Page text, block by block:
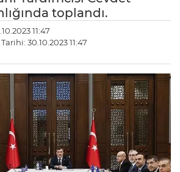
toplandı.
11:47
30.10.2023 11:47